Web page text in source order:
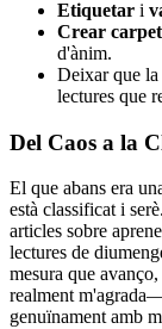
Etiquetar i
Crear
d'ànim.
Deixar que
lectures que
Del Caos a la
El que abans era
està classificat i
articles sobre
lectures de
mesura que
realment
genuïnament amb